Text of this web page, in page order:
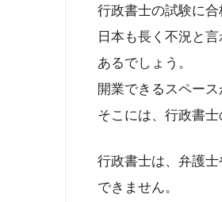
行政書士の試験に
日本も長く不況と
あるでしょう。
開業できるスペー
そこには、行政書
行政書士は、弁護
できません。